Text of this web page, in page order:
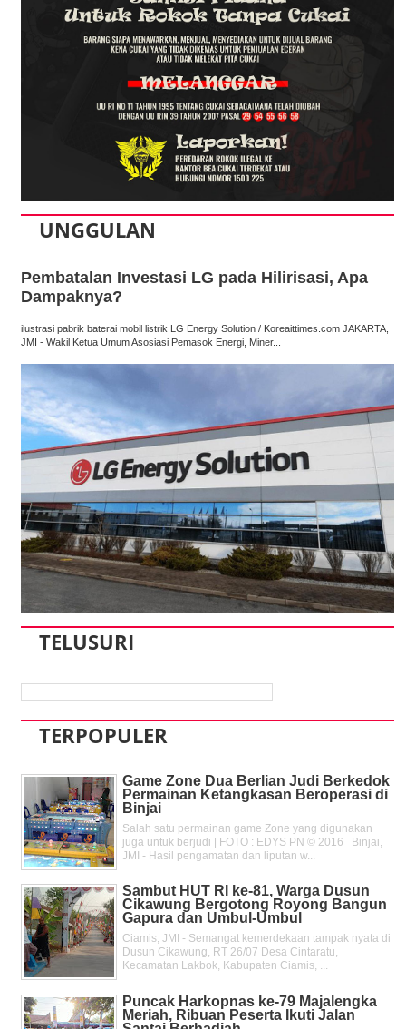
UNGGULAN
Pembatalan Investasi LG pada Hilirisasi, Apa
Dampaknya?
ilustrasi pabrik baterai mobil listrik LG Energy Solution / Koreaittimes.com JAKARTA,
JMI - Wakil Ketua Umum Asosiasi Pemasok Energi, Miner...
TELUSURI
TERPOPULER
Game Zone Dua Berlian Judi Berkedok
Permainan Ketangkasan Beroperasi di
Binjai
Salah satu permainan game Zone yang digunakan
juga untuk berjudi | FOTO : EDYS PN © 2016 Binjai,
JMI - Hasil pengamatan dan liputan w...
Sambut HUT RI ke-81, Warga Dusun
Cikawung Bergotong Royong Bangun
Gapura dan Umbul-Umbul
Ciamis, JMI - Semangat kemerdekaan tampak nyata di
Dusun Cikawung, RT 26/07 Desa Cintaratu,
Kecamatan Lakbok, Kabupaten Ciamis, ...
Puncak Harkopnas ke-79 Majalengka
Meriah, Ribuan Peserta Ikuti Jalan